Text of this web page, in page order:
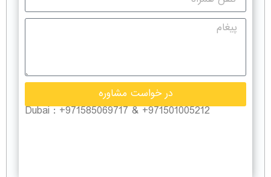
در خواست مشاوره
971501005212+ & 971585069717+ : Dubai